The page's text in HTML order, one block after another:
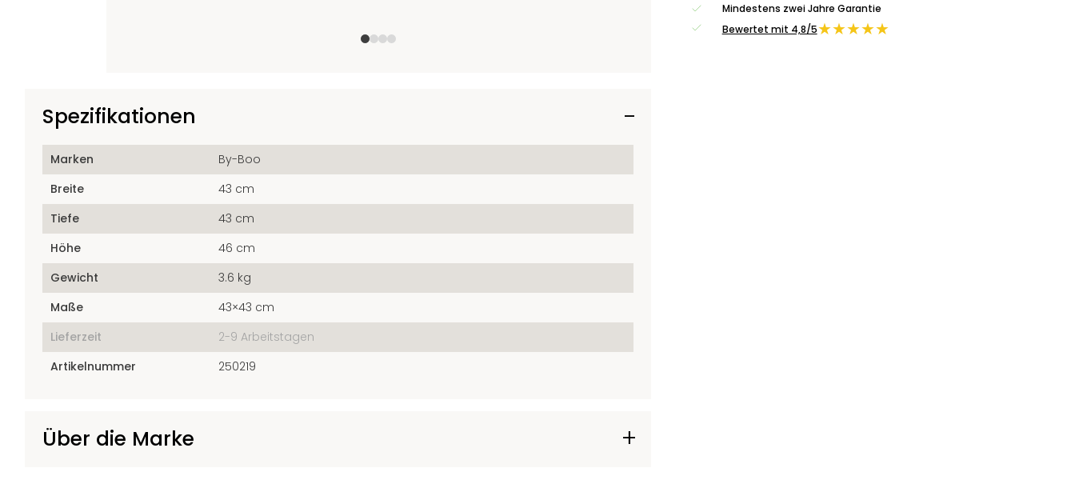
Spezifikationen
Marken
By-Boo
Breite
43 cm
Tiefe
43 cm
Höhe
46 cm
Gewicht
3.6 kg
Maße
43×43 cm
Lieferzeit
2-9 Arbeitstagen
Artikelnummer
250219
Über die Marke
Mindestens zwei Jahre Garantie
Bewertet mit 4,8/5★★★★★